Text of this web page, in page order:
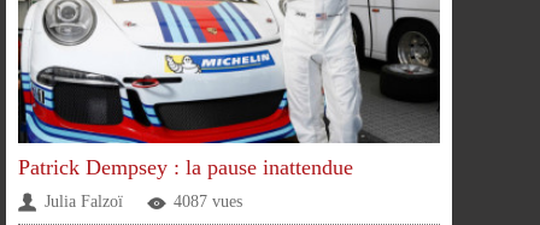
Patrick Dempsey : la pause inattendue
Julia Falzoï 4087 vues